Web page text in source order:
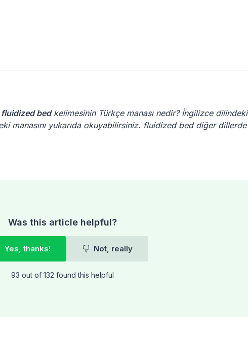
fluidized bedkelimesinin Türkçe manası nedir? İngilizce dilindeki
manasını yukarıda okuyabilirsiniz. fluidized bed diğer dillerde
Was this article helpful?
Yes, thanks! Not, really
93 out of 132 found this helpful